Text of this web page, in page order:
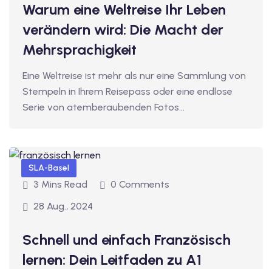
mit
mit Gutschein
mit
A2
Deutschkurse mit
Warum eine Weltreise Ihr Leben
verändern wird: Die Macht der
Mehrsprachigkeit
Eine Weltreise ist mehr als nur eine Sammlung von
Stempeln in Ihrem Reisepass oder eine endlose
Serie von atemberaubenden Fotos…
SLA-Basel
3 Mins Read
0 Comments
28 Aug., 2024
Schnell und einfach Französisch
lernen: Dein Leitfaden zu A1